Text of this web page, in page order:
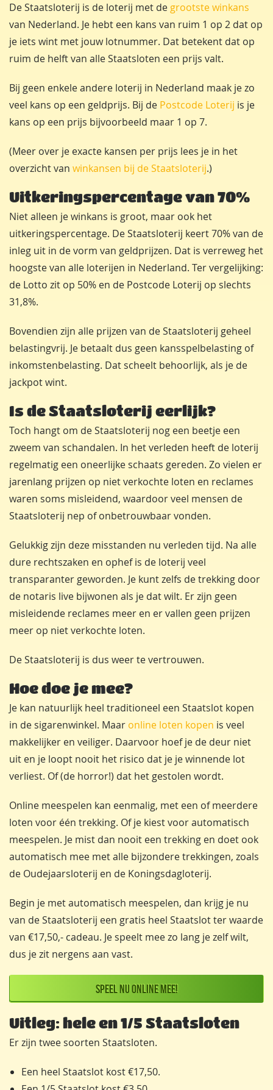
De Staatsloterij is de loterij met de grootste winkans
van Nederland. Je hebt een kans van ruim 1 op 2 dat op
je iets wint met jouw lotnummer. Dat betekent dat op
ruim de helft van alle Staatsloten een prijs valt.
Bij geen enkele andere loterij in Nederland maak je zo
veel kans op een geldprijs. Bij de Postcode Loterij is je
kans op een prijs bijvoorbeeld maar 1 op 7.
(Meer over je exacte kansen per prijs lees je in het
overzicht van winkansen bij de Staatsloterij.)
Uitkeringspercentage van 70%
Niet alleen je winkans is groot, maar ook het
uitkeringspercentage. De Staatsloterij keert 70% van de
inleg uit in de vorm van geldprijzen. Dat is verreweg het
hoogste van alle loterijen in Nederland. Ter vergelijking:
de Lotto zit op 50% en de Postcode Loterij op slechts
31,8%.
Bovendien zijn alle prijzen van de Staatsloterij geheel
belastingvrij. Je betaalt dus geen kansspelbelasting of
inkomstenbelasting. Dat scheelt behoorlijk, als je de
jackpot wint.
Is de Staatsloterij eerlijk?
Toch hangt om de Staatsloterij nog een beetje een
zweem van schandalen. In het verleden heeft de loterij
regelmatig een oneerlijke schaats gereden. Zo vielen er
jarenlang prijzen op niet verkochte loten en reclames
waren soms misleidend, waardoor veel mensen de
Staatsloterij nep of onbetrouwbaar vonden.
Gelukkig zijn deze misstanden nu verleden tijd. Na alle
dure rechtszaken en ophef is de loterij veel
transparanter geworden. Je kunt zelfs de trekking door
de notaris live bijwonen als je dat wilt. Er zijn geen
misleidende reclames meer en er vallen geen prijzen
meer op niet verkochte loten.
De Staatsloterij is dus weer te vertrouwen.
Hoe doe je mee?
Je kan natuurlijk heel traditioneel een Staatslot kopen
in de sigarenwinkel. Maar online loten kopen is veel
makkelijker en veiliger. Daarvoor hoef je de deur niet
uit en je loopt nooit het risico dat je je winnende lot
verliest. Of (de horror!) dat het gestolen wordt.
Online meespelen kan eenmalig, met een of meerdere
loten voor één trekking. Of je kiest voor automatisch
meespelen. Je mist dan nooit een trekking en doet ook
automatisch mee met alle bijzondere trekkingen, zoals
de Oudejaarsloterij en de Koningsdagloterij.
Begin je met automatisch meespelen, dan krijg je nu
van de Staatsloterij een gratis heel Staatslot ter waarde
van €17,50,- cadeau. Je speelt mee zo lang je zelf wilt,
dus je zit nergens aan vast.
Speel nu online mee!
Uitleg: hele en 1/5 Staatsloten
Er zijn twee soorten Staatsloten.
Een heel Staatslot kost €17,50.